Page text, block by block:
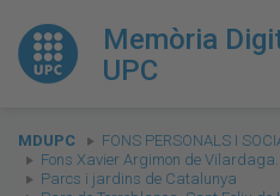
Memòria
UPC
You
are
here:
MDUPC
FONS PERSONALS I
Fons Xavier Argimon de
Parcs i jardins de Catalunya